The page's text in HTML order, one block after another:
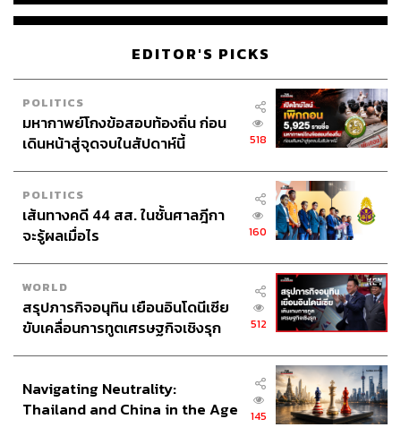
EDITOR'S PICKS
POLITICS
มหากาพย์โกงข้อสอบท้องถิ่น ก่อน
เดินหน้าสู่จุดจบในสัปดาห์นี้
518
POLITICS
เส้นทางคดี 44 สส. ในชั้นศาลฎีกา
จะรู้ผลเมื่อไร
160
WORLD
สรุปภารกิจอนุทิน เยือนอินโดนีเซีย
ขับเคลื่อนการทูตเศรษฐกิจเชิงรุก
512
Navigating Neutrality:
Thailand and China in the Age
145